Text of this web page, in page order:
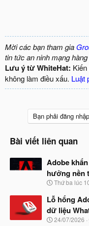
Mời các bạn tham gia
tin tức an ninh mạng hàng
Lưu ý từ WhiteHat:
không làm điều xấu. Luật
Bạn phải đăng
Bài viết liên quan
Adobe
hưởng nền
N
à
b
ắ
Thứ ba lúc
Lỗ hổng
dữ liệu
N
24/07/2026